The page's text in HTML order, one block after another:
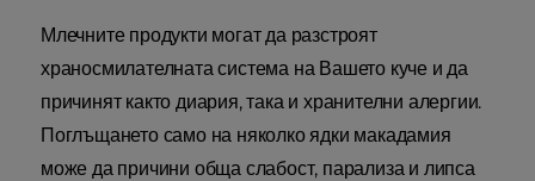
Млечните продукти могат да разстроят
храносмилателната система на Вашето куче и да
причинят както диария, така и хранителни алергии.
Поглъщането само на няколко ядки макадамия
може да причини обща слабост, парализа и липса